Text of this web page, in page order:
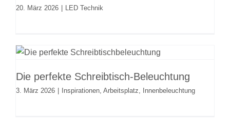
20. März 2026 LED Technik
Die perfekte Schreibtisch-
Inspirationen Arbeitsplatz Innenbeleuchtung
Die perfekte Schreibtisch-Beleuchtung
3. März 2026 Inspirationen, Arbeitsplatz Innenbeleuchtung